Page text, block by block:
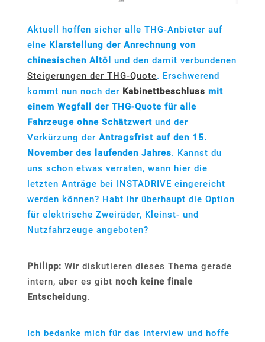
Aktuell hoffen sicher alle THG-Anbieter auf
eine Klarstellung der Anrechnung von
chinesischen Altöl und den damit verbundenen
Steigerungen der THG-Quote. Erschwerend
kommt nun noch der Kabinettbeschluss mit
einem Wegfall der THG-Quote für alle
Fahrzeuge ohne Schätzwert und der
Verkürzung der Antragsfrist auf den 15.
November des laufenden Jahres. Kannst du
uns schon etwas verraten, wann hier die
letzten Anträge bei INSTADRIVE eingereicht
werden können? Habt ihr überhaupt die Option
für elektrische Zweiräder, Kleinst- und
Nutzfahrzeuge angeboten?
Philipp: Wir diskutieren dieses Thema gerade
intern, aber es gibt noch keine finale
Entscheidung.
Ich bedanke mich für das Interview und hoffe